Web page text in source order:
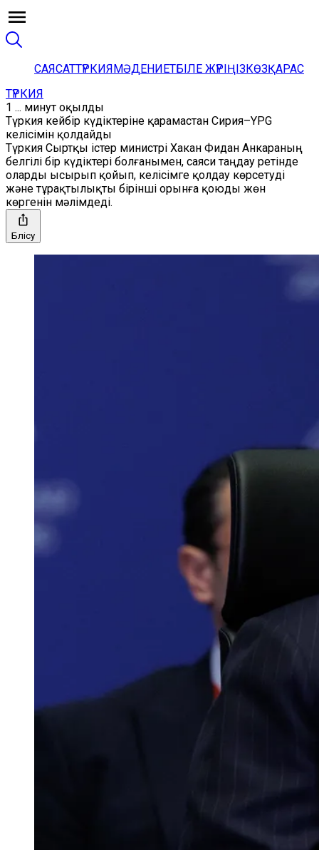
САЯСАТТҮРКИЯМӘДЕНИЕТБІЛЕ ЖҮРІҢІЗКӨЗҚАРАС
ТҮРКИЯ
1 ... минут оқылды
Түркия кейбір күдіктеріне қарамастан Сирия–YPG
келісімін қолдайды
Түркия Сыртқы істер министрі Хакан Фидан Анкараның
белгілі бір күдіктері болғанымен, саяси таңдау ретінде
оларды ысырып қойып, келісімге қолдау көрсетуді
және тұрақтылықты бірінші орынға қоюды жөн
көргенін мәлімдеді.
Бөлісу